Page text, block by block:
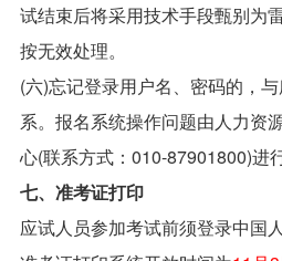
试结束后将采用技术手段甄别为
按无效处理。
(六)忘记登录用户名、密码的，
系。报名系统操作问题由人力资
心(联系方式：010-87901800)进
七、准考证打印
应试人员参加考试前须登录中国